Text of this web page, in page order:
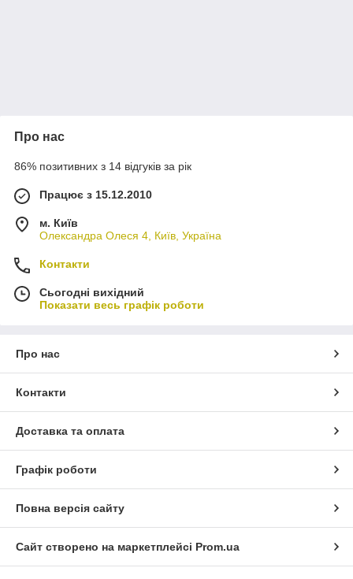
Про нас
86% позитивних з 14 відгуків за рік
Працює з 15.12.2010
м. Київ
Олександра Олеся 4, Київ, Україна
Контакти
Сьогодні вихідний
Показати весь графік роботи
Про нас
Контакти
Доставка та оплата
Графік роботи
Повна версія сайту
Сайт створено на маркетплейсі Prom.ua